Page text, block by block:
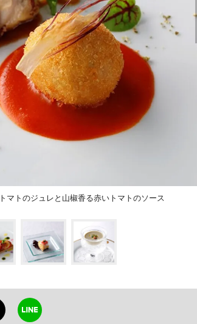
マトのジュレと山椒香る赤いトマトのソース